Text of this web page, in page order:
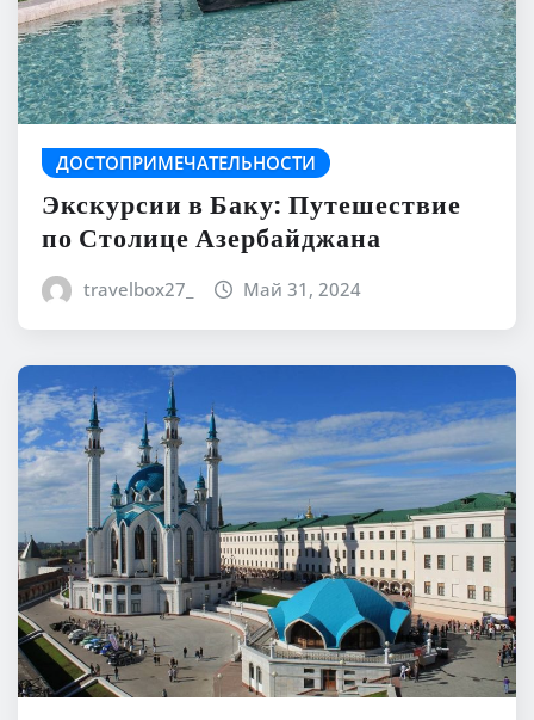
ДОСТОПРИМЕЧАТЕЛЬНОСТИ
Экскурсии в Баку: Путешествие
по Столице Азербайджана
travelbox27_ Май 31, 2024